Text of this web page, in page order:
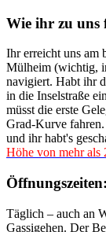
Wie ihr zu uns
Ihr erreicht uns am
Mülheim (wichtig,
navigiert. Habt ihr
in die Inselstraße
müsst die erste
Grad-Kurve
und ihr habt's
Höhe von mehr als
Öffnungszeiten:
Täglich – auch an
Gassigehen. Der